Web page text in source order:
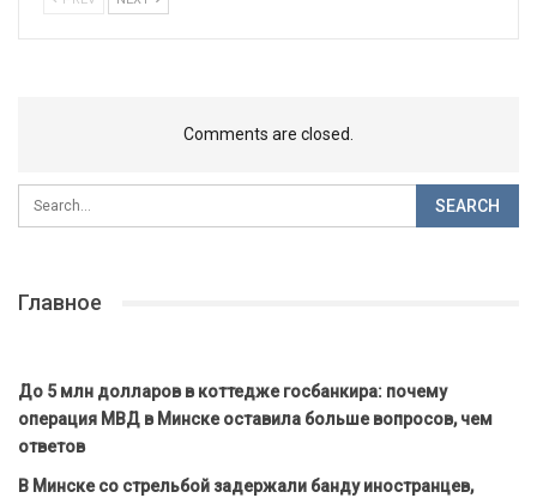
Comments are closed.
Главное
До 5 млн долларов в коттедже госбанкира: почему
операция МВД в Минске оставила больше вопросов, чем
ответов
В Минске со стрельбой задержали банду иностранцев,